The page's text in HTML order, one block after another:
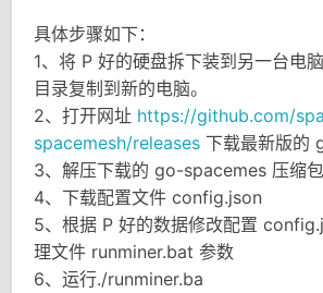
具体步骤如下：
1、将 P 好的硬盘拆下装到另一台电
目录复制到新的电脑。
2、打开网址 https://github.com/
spacemesh/releases 下载最新版的
3、解压下载的 go-spacemes 压缩包
4、下载配置文件 config.json
5、根据 P 好的数据修改配置
理文件 runminer.bat 参数
6、运行./runminer.ba